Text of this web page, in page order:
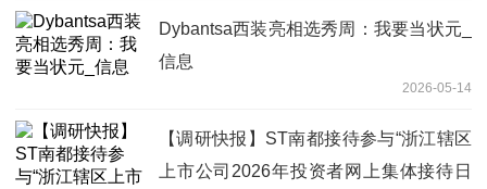
Dybantsa西装亮相选秀周：我要当状元_
信息
2026-05-14
【调研快报】ST南都接待参与“浙江辖区
上市公司2026年投资者网上集体接待日